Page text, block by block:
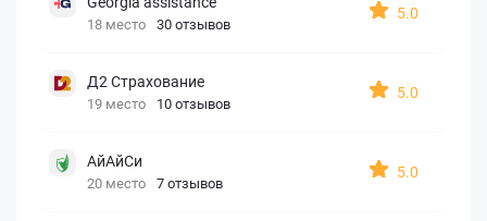
18 место 30 отзывов
5.0
Д2 Страхование
19 место 10 отзывов
5.0
АйАйСи
20 место 7 отзывов
5.0